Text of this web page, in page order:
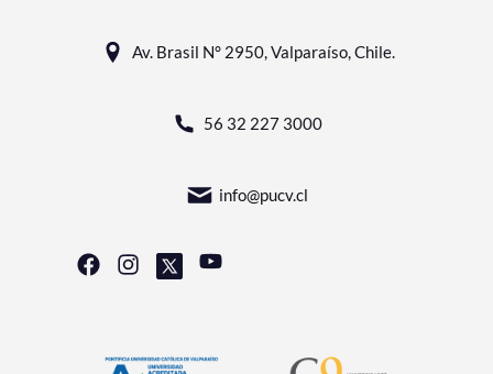
Av. Brasil N° 2950, Valparaíso, Chile.
56 32 227 3000
info@pucv.cl